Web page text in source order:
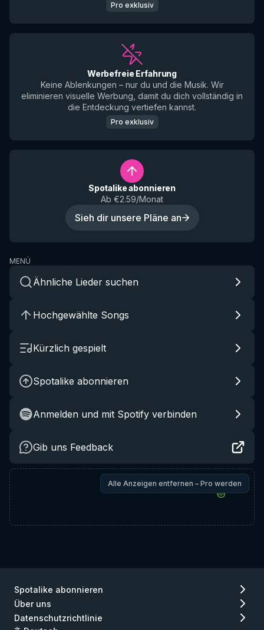
Pro exklusiv
Werbefreie Erfahrung
Keine Ablenkungen – nur du und die Musik. Wir
eliminieren visuelle Werbung, damit du dich vollständig in
die Entdeckung vertiefen kannst.
Pro exklusiv
Spotalike abonnieren
Ab €2.59/Monat
Sieh dir unsere Pläne an
MENÜ
Ähnliche Lieder suchen
Hochgewählte Songs
Kürzlich gespielt
Spotalike abonnieren
Anmelden und mit Spotify verbinden
Gib uns Feedback
Alle Anzeigen entfernen – Pro werden
Spotalike abonnieren
Über uns
Datenschutzrichtlinie